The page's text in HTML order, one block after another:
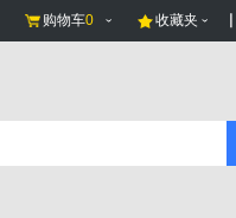
购物车0 收藏夹